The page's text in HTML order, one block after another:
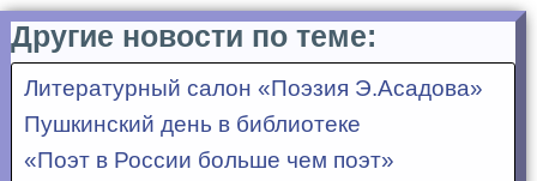
Другие новости по теме:
Литературный салон «Поэзия Э.Асадова»
Пушкинский день в библиотеке
«Поэт в России больше чем поэт»